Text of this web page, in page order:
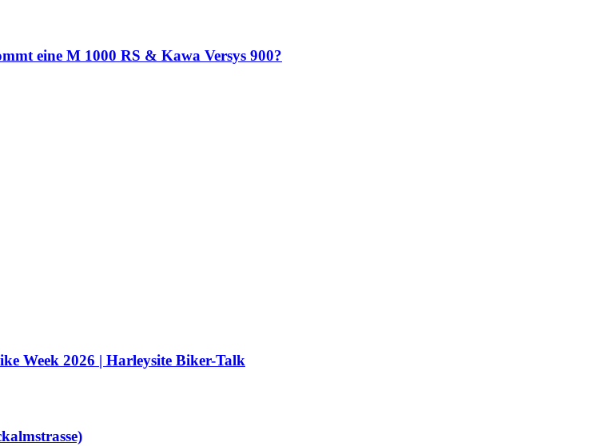
eine M 1000 RS & Kawa Versys 900?
Week 2026 | Harleysite Biker-Talk